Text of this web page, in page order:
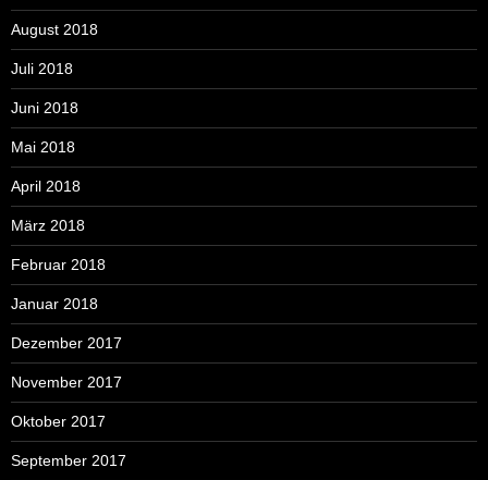
August 2018
Juli 2018
Juni 2018
Mai 2018
April 2018
März 2018
Februar 2018
Januar 2018
Dezember 2017
November 2017
Oktober 2017
September 2017